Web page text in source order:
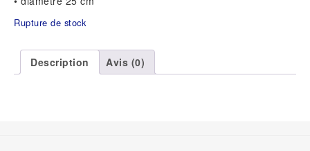
Rupture de stock
Description Avis (0)